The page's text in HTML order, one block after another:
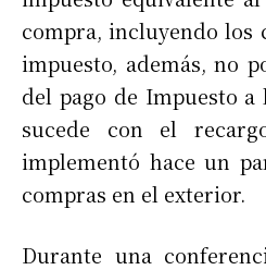
compra, incluyendo los
impuesto, además, no
del pago de Impuesto a
sucede con el
implementó hace un
compras en el exterior.
Durante una